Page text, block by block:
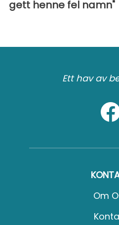
gett henne fel namn"
Ett hav av
Om